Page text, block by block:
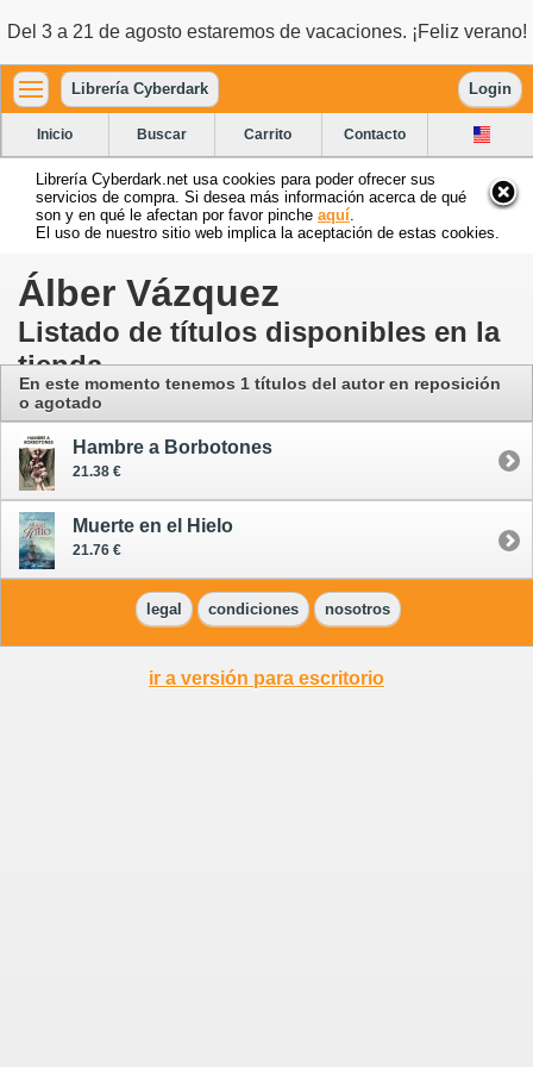
Del 3 a 21 de agosto estaremos de vacaciones. ¡Feliz verano!
Librería Cyberdark Login
Inicio Buscar Carrito Contacto
Librería Cyberdark.net usa cookies para poder ofrecer sus
servicios de compra. Si desea más información acerca de qué
son y en qué le afectan por favor pinche aquí
El uso de nuestro sitio web implica la aceptación de estas cookies.
Álber Vázquez
Listado de títulos disponibles en la
tienda
En este momento tenemos 1 títulos del autor en reposición
o agotado
Hambre a Borbotones
21.38 €
Muerte en el Hielo
21.76 €
legal condiciones nosotros
ir a versión para escritorio